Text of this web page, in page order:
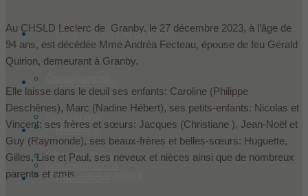
Quoi faire en cas de décès
Faire un don
Offrir des fleurs
Produits
Nos installations
Historique
Les Le Sieur innovent
Ressources
Au CHSLD Leclerc de Granby, le 27 décembre 2023, à l’âge de
94 ans, est décédée Mme Andréa Fecteau, épouse de feu Gérald
Quirion, demeurant à Granby.
Elle laisse dans le deuil ses enfants: Caroline (Philippe
Deschênes), Marc (Nadine Hébert), ses petits-enfants: Nicolas et
Vincent; ses frères et sœurs: Jacques (Christiane ), Jean-Noël et
Guy (Raymonde), ses beaux-frères et belles-sœurs: Huguette,
Gilles, Lise et Paul, ses neveux et nièces ainsi que de nombreux
parents et amis.